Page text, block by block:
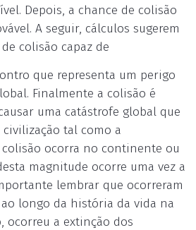
Depois, a chance de colisão
A seguir, cálculos sugerem
colisão capaz de
que representa um perigo
Finalmente a colisão é
uma catástrofe global que
tal como a
ocorra no continente ou
magnitude ocorre uma vez a
lembrar que ocorreram
longo da história da vida na
ocorreu a extinção dos